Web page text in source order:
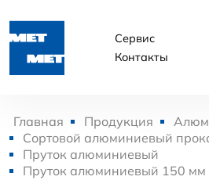
Сервис
Контакты
Главная Продукция
Сортовой алюминиевый
Пруток алюминиевый
Пруток алюминиевый 150 мм